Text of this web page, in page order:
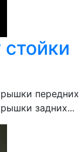
передних
задних...